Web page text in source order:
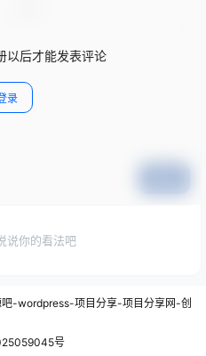
以后才能发表评论
录
说你的看法吧
-wordpress-项目分享-项目分享网-创
号